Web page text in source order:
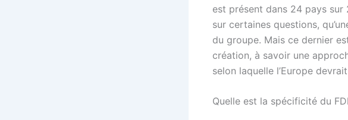
est présent dans 24 pays sur
sur certaines questions,
du groupe. Mais ce dernier
création, à savoir une
selon laquelle l’Europe
Quelle est la spécificité du